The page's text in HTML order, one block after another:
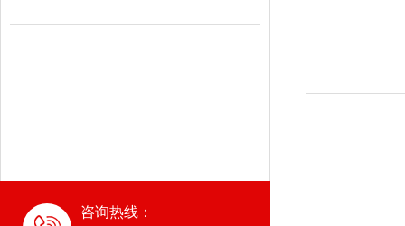
咨询热线：